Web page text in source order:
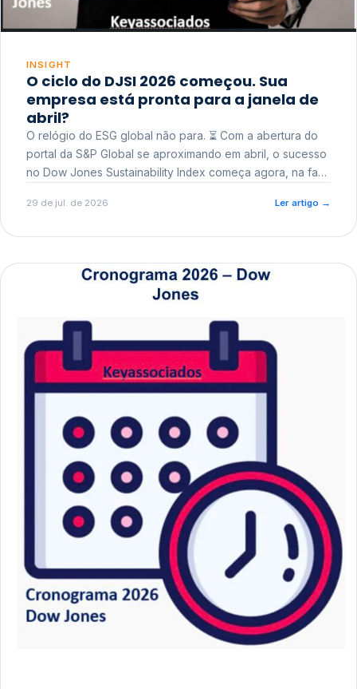
INSIGHT
O ciclo do DJSI 2026 começou. Sua
empresa está pronta para a janela de
abril?
O relógio do ESG global não para. ⏳ Com a abertura do
portal da S&P Global se aproximando em abril, o sucesso
no Dow Jones Sustainability Index começa agora, na fase
29 de jul. de 2026 Ler artigo →